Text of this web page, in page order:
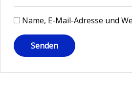
Name, E-Mail-Adresse und